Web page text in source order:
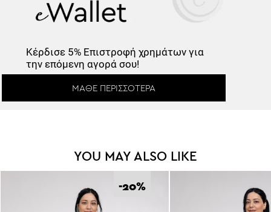
Κέρδισε 5% Επιστροφήχρημάτων για
την επόμενη αγορά σου!
ΜΆΘΕ ΠΕΡΙΣΣΌΤΕΡΑ
YOU MAY ALSO LIKE
-20%
Κάνε εγγραφή στο Newsletter και
Εγγραφή